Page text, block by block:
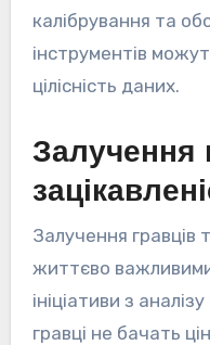
калібрування та
інструментів
цілісність даних.
Залучення
Залучення гравців
життєво важливими
ініціативи з
гравці не бачать